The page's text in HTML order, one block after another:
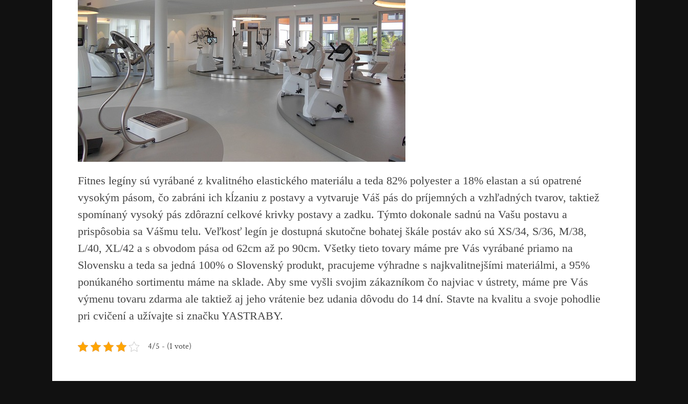
Fitnes legíny sú vyrábané z kvalitného elastického materiálu a teda 82% polyester a 18% elastan a sú opatrené
vysokým pásom, čo zabráni ich kĺzaniu z postavy a vytvaruje Váš pás do príjemných a vzhľadných tvarov, taktiež
spomínaný vysoký pás zdôrazní celkové krivky postavy a zadku. Týmto dokonale sadnú na Vašu postavu a
prispôsobia sa Vášmu telu. Veľkosť legín je dostupná skutočne bohatej škále postáv ako sú XS/34, S/36, M/38,
L/40, XL/42 a s obvodom pása od 62cm až po 90cm. Všetky tieto tovary máme pre Vás vyrábané priamo na
Slovensku a teda sa jedná 100% o Slovenský produkt, pracujeme výhradne s najkvalitnejšími materiálmi, a 95%
ponúkaného sortimentu máme na sklade. Aby sme vyšli svojim zákazníkom čo najviac v ústrety, máme pre Vás
výmenu tovaru zdarma ale taktiež aj jeho vrátenie bez udania dôvodu do 14 dní. Stavte na kvalitu a svoje pohodlie
pri cvičení a užívajte si značku YASTRABY.
4/5 - (1 vote)